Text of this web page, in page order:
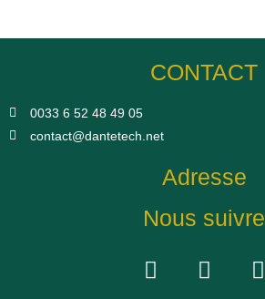
CONTACT
0033 6 52 48 49 05​
contact@dantetech.net
Adresse
Nous suivre